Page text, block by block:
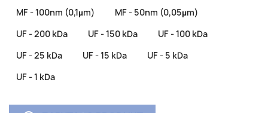
MF - 100nm (0,1µm)
MF - 50nm (0,05µm)
UF - 200 kDa
UF - 150 kDa
UF - 100 kDa
UF - 25 kDa
UF - 15 kDa
UF - 5 kDa
UF - 1 kDa